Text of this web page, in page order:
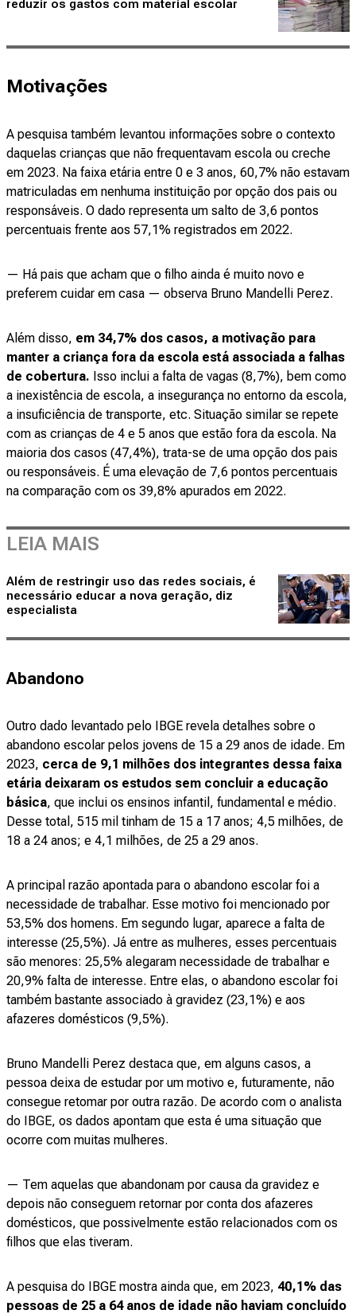
reduzir os gastos com material escolar
Motivações
A pesquisa também levantou informações sobre o contexto
daquelas crianças que não frequentavam escola ou creche
em 2023. Na faixa etária entre 0 e 3 anos, 60,7% não estavam
matriculadas em nenhuma instituição por opção dos pais ou
responsáveis. O dado representa um salto de 3,6 pontos
percentuais frente aos 57,1% registrados em 2022.
— Há pais que acham que o filho ainda é muito novo e
preferem cuidar em casa — observa Bruno Mandelli Perez.
Além disso, em 34,7% dos casos, a motivação para
manter a criança fora da escola está associada a falhas
de cobertura. Isso inclui a falta de vagas (8,7%), bem como
a inexistência de escola, a insegurança no entorno da escola,
a insuficiência de transporte, etc. Situação similar se repete
com as crianças de 4 e 5 anos que estão fora da escola. Na
maioria dos casos (47,4%), trata-se de uma opção dos pais
ou responsáveis. É uma elevação de 7,6 pontos percentuais
na comparação com os 39,8% apurados em 2022.
LEIA MAIS
Além de restringir uso das redes sociais, é
necessário educar a nova geração, diz
especialista
Abandono
Outro dado levantado pelo IBGE revela detalhes sobre o
abandono escolar pelos jovens de 15 a 29 anos de idade. Em
2023, cerca de 9,1 milhões dos integrantes dessa faixa
etária deixaram os estudos sem concluir a educação
básica, que inclui os ensinos infantil, fundamental e médio.
Desse total, 515 mil tinham de 15 a 17 anos; 4,5 milhões, de
18 a 24 anos; e 4,1 milhões, de 25 a 29 anos.
A principal razão apontada para o abandono escolar foi a
necessidade de trabalhar. Esse motivo foi mencionado por
53,5% dos homens. Em segundo lugar, aparece a falta de
interesse (25,5%). Já entre as mulheres, esses percentuais
são menores: 25,5% alegaram necessidade de trabalhar e
20,9% falta de interesse. Entre elas, o abandono escolar foi
também bastante associado à gravidez (23,1%) e aos
afazeres domésticos (9,5%).
Bruno Mandelli Perez destaca que, em alguns casos, a
pessoa deixa de estudar por um motivo e, futuramente, não
consegue retomar por outra razão. De acordo com o analista
do IBGE, os dados apontam que esta é uma situação que
ocorre com muitas mulheres.
— Tem aquelas que abandonam por causa da gravidez e
depois não conseguem retornar por conta dos afazeres
domésticos, que possivelmente estão relacionados com os
filhos que elas tiveram.
A pesquisa do IBGE mostra ainda que, em 2023, 40,1% das
pessoas de 25 a 64 anos de idade não haviam concluído